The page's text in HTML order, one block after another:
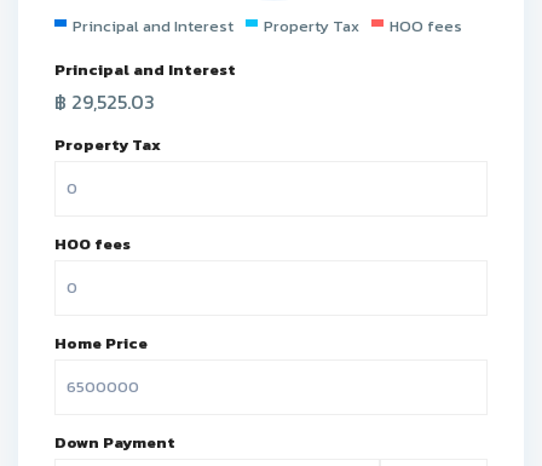
Principal and Interest Property Tax
HOO fees
Principal and Interest
฿ 29,525.03
Property Tax
HOO fees
Home Price
Down Payment